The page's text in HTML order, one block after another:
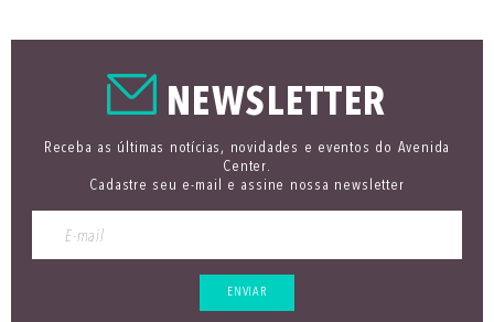
NEWSLETTER
Receba as últimas notícias, novidades e eventos do Avenida
Center.
Cadastre seu e-mail e assine nossa newsletter
ENVIAR